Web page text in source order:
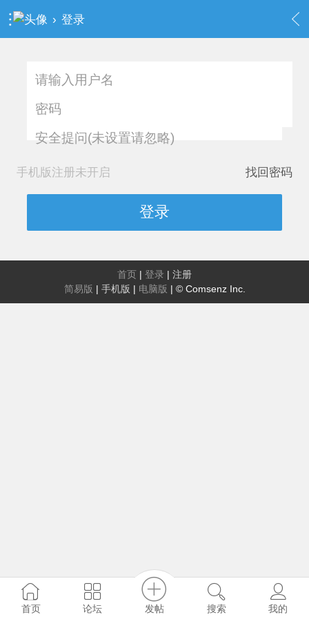
› 登录
安全提问(未设置请忽略)
手机版注册未开启 找回密码
登录
首页 | 登录 | 注册
简易版 | 手机版 | 电脑版 | © Comsenz Inc.
首页 论坛 发帖 搜索 我的